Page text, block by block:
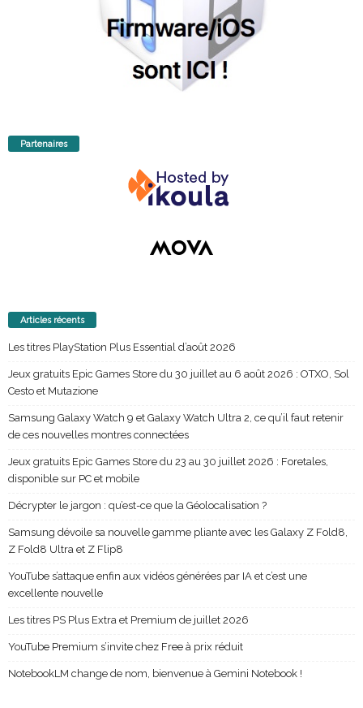
Partenaires
Articles récents
Les titres PlayStation Plus Essential d’août 2026
Jeux gratuits Epic Games Store du 30 juillet au 6 août 2026 : OTXO, Sol
Cesto et Mutazione
Samsung Galaxy Watch 9 et Galaxy Watch Ultra 2, ce qu’il faut retenir
de ces nouvelles montres connectées
Jeux gratuits Epic Games Store du 23 au 30 juillet 2026 : Foretales,
disponible sur PC et mobile
Décrypter le jargon : qu’est-ce que la Géolocalisation ?
Samsung dévoile sa nouvelle gamme pliante avec les Galaxy Z Fold8,
Z Fold8 Ultra et Z Flip8
YouTube s’attaque enfin aux vidéos générées par IA et c’est une
excellente nouvelle
Les titres PS Plus Extra et Premium de juillet 2026
YouTube Premium s’invite chez Free à prix réduit
NotebookLM change de nom, bienvenue à Gemini Notebook !